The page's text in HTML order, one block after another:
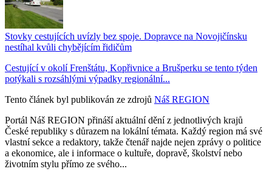
Stovky cestujících uvízly bez spoje. Dopravce na Novojičínsku
nestíhal kvůli chybějícím řidičům
Cestující v okolí Frenštátu, Kopřivnice a Brušperku se tento týden
potýkali s rozsáhlými výpadky regionální...
Tento článek byl publikován ze zdrojů Náš REGION
Portál Náš REGION přináší aktuální dění z jednotlivých krajů
České republiky s důrazem na lokální témata. Každý region má své
vlastní sekce a redaktory, takže čtenář najde nejen zprávy o politice
a ekonomice, ale i informace o kultuře, dopravě, školství nebo
životním stylu přímo ze svého...